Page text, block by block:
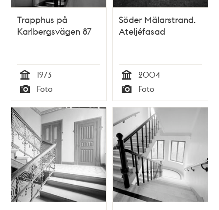
Trapphus på
Karlbergsvägen 87
Tid
1973
Typ
Foto
Söder Mälarstrand.
Ateljéfasad
Tid
2004
Typ
Foto